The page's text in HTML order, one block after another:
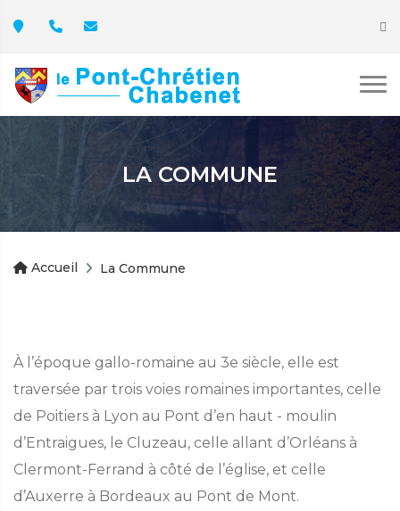
LA COMMUNE
Accueil La Commune
À l’époque gallo-romaine au 3e siècle, elle est
traversée par trois voies romaines importantes, celle
de Poitiers à Lyon au Pont d’en haut - moulin
d’Entraigues, le Cluzeau, celle allant d’Orléans à
Clermont-Ferrand à côté de l’église, et celle
d’Auxerre à Bordeaux au Pont de Mont.